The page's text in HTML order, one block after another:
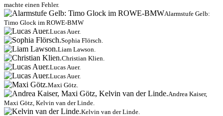
machte einen Fehler.
Alarmstufe Gelb:
Timo Glock im ROWE-BMW
Lucas Auer.
Sophia Flörsch.
Liam Lawson.
Christian Klien.
Lucas Auer.
Lucas Auer.
Maxi Götz.
Andrea Kaiser,
Maxi Götz, Kelvin van der Linde.
Kelvin van der Linde.